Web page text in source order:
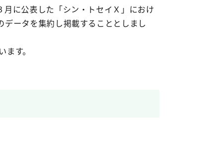
に公表した「シン・トセイＸ」におけ
ータを集約し掲載することとしまし
す。